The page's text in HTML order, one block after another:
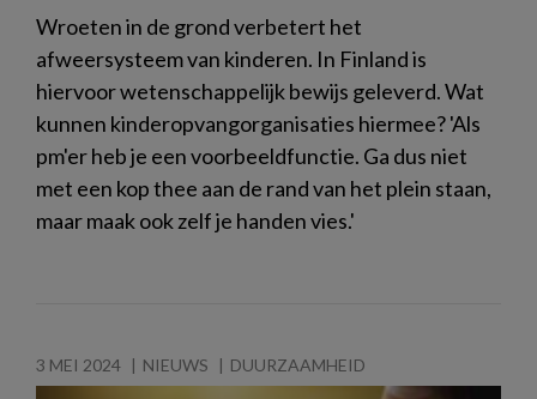
Wroeten in de grond verbetert het
afweersysteem van kinderen. In Finland is
hiervoor wetenschappelijk bewijs geleverd. Wat
kunnen kinderopvangorganisaties hiermee? 'Als
pm'er heb je een voorbeeldfunctie. Ga dus niet
met een kop thee aan de rand van het plein staan,
maar maak ook zelf je handen vies.'
3 MEI 2024 NIEUWS DUURZAAMHEID